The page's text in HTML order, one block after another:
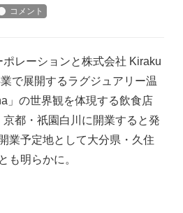
レーションと株式会社 Kiraku
で展開するラグジュアリー温
」の世界観を体現する飲食店
京都・祇園白川に開業すると発
業予定地として大分県・久住
も明らかに。